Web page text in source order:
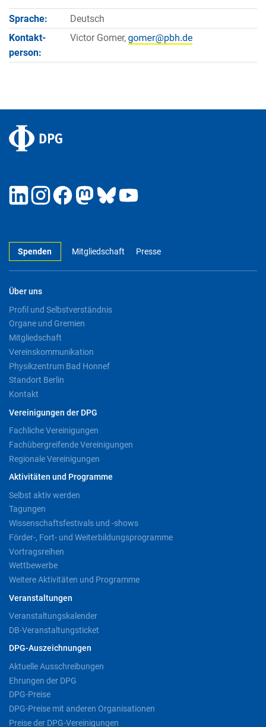
Sprache:
Deutsch
Kontakt­
person:
Victor Gomer,
Spenden Mitgliedschaft Presse
Über uns
Profil und Selbstverständnis
Organe und Gremien
Mitgliedschaft
Vereinskommunikation
Physikzentrum Bad Honnef
Standort Berlin
Kontakt
Vereinigungen der DPG
Fachliche Vereinigungen
Fachübergreifende Vereinigungen
Regionale Vereinigungen
Aktivitäten und Programme
Selbst aktiv werden
Tagungen
Wissenschaftsfestivals und -shows
Förder-, Fort- und Weiterbildungsprogramme
Vortragsreihen
Wettbewerbe
Weitere Aktivitäten und Programme
Veranstaltungen
Veranstaltungskalender
DB-Veranstaltungsticket
DPG-Auszeichnungen
Aktuelle Ausschreibungen
Ehrungen der DPG
DPG-Preise
DPG-Preise mit anderen Organisationen
Preise der DPG-Vereinigungen